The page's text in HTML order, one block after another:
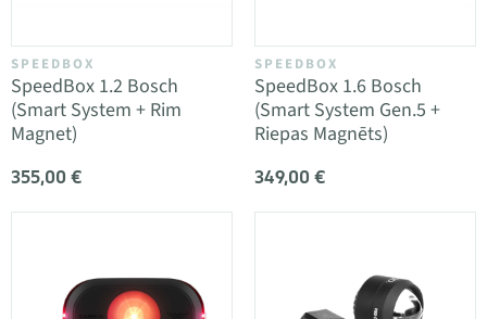
SPEEDBOX
SpeedBox 1.2 Bosch
(Smart System + Rim
Magnet)
355,00 €
SPEEDBOX
SpeedBox 1.6 Bosch
(Smart System Gen.5 +
Riepas Magnēts)
349,00 €